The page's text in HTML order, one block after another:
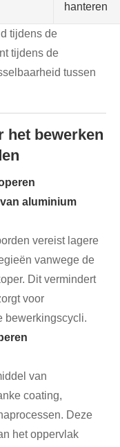
hanteren
tijdens de
tijdens de
tussen
het bewerken
aluminium
vereist lagere
vanwege de
Dit vermindert
voor
bewerkingscycli.
van
coating,
Deze
het oppervlak